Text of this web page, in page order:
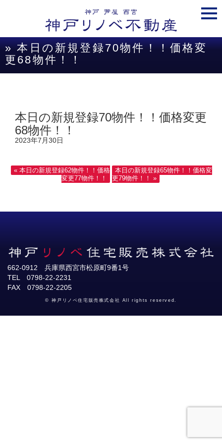
» 本日の新規登録70物件！！価格変
更68物件！！
本日の新規登録70物件！！価格変更
68物件！！
2023年7月30日
« 本日の新規登録62物件！！価格
変更77物件！！
本日の新規登録65物件！！価格変
更79物件！！ »
662-0912 兵庫県西宮市松原町9番1号
TEL 0798-22-2231
FAX 0798-22-2205
© 神戸リノベ住宅販売株式会社 All rights reserved.